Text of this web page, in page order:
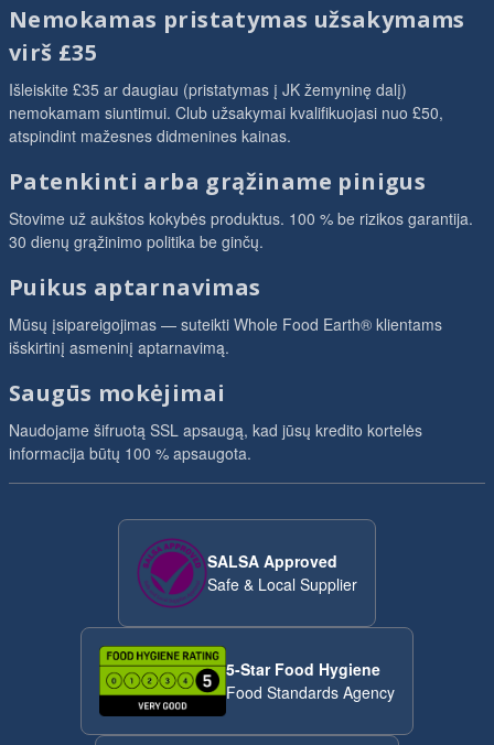
Nemokamas pristatymas užsakymams
virš £35
Išleiskite £35 ar daugiau (pristatymas į JK žemyninę dalį)
nemokamam siuntimui. Club užsakymai kvalifikuojasi nuo £50,
atspindint mažesnes didmenines kainas.
Patenkinti arba grąžiname pinigus
Stovime už aukštos kokybės produktus. 100 % be rizikos garantija.
30 dienų grąžinimo politika be ginčų.
Puikus aptarnavimas
Mūsų įsipareigojimas — suteikti Whole Food Earth® klientams
išskirtinį asmeninį aptarnavimą.
Saugūs mokėjimai
Naudojame šifruotą SSL apsaugą, kad jūsų kredito kortelės
informacija būtų 100 % apsaugota.
SALSA Approved
Safe & Local Supplier
5-Star Food Hygiene
Food Standards Agency